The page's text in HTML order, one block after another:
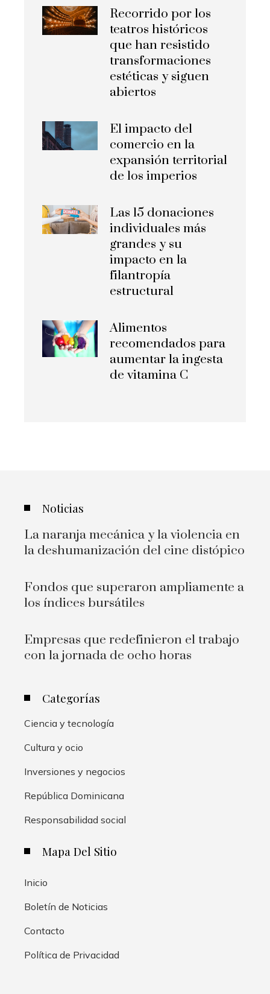
Recorrido por los
teatros históricos
que han resistido
transformaciones
estéticas y siguen
abiertos
El impacto del
comercio en la
expansión territorial
de los imperios
Las 15 donaciones
individuales más
grandes y su
impacto en la
filantropía
estructural
Alimentos
recomendados para
aumentar la ingesta
de vitamina C
Noticias
La naranja mecánica y la violencia en
la deshumanización del cine distópico
Fondos que superaron ampliamente a
los índices bursátiles
Empresas que redefinieron el trabajo
con la jornada de ocho horas
Categorías
Ciencia y tecnología
Cultura y ocio
Inversiones y negocios
República Dominicana
Responsabilidad social
Mapa Del Sitio
Inicio
Boletín de Noticias
Contacto
Política de Privacidad